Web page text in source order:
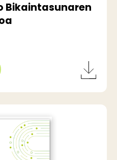
Bikaintasunaren